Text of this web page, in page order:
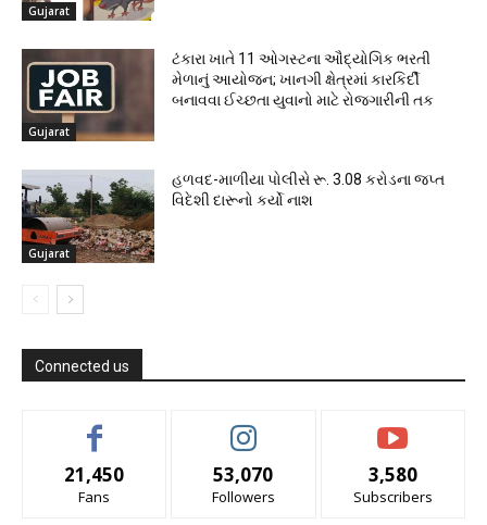
Gujarat
Gujarat
ટંકારા ખાતે 11 ઓગસ્ટના ઔદ્યોગિક ભરતી
મેળાનું આયોજન; ખાનગી ક્ષેત્રમાં કારકિર્દી
બનાવવા ઈચ્છતા યુવાનો માટે રોજગારીની તક
Gujarat
હળવદ-માળીયા પોલીસે રૂ. 3.08 કરોડના જપ્ત
વિદેશી દારૂનો કર્યો નાશ
Connected us
21,450
Fans
53,070
Followers
3,580
Subscribers